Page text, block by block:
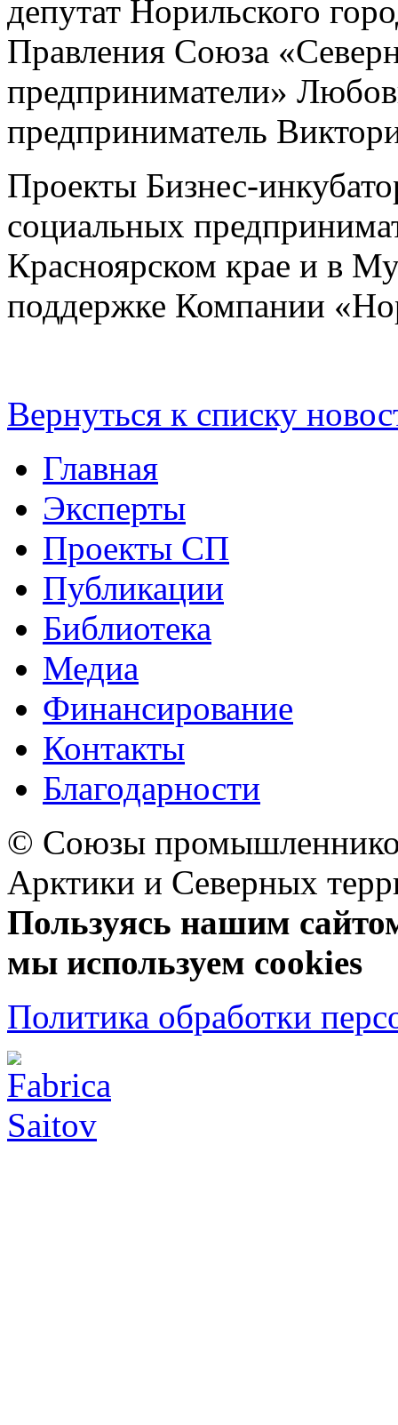
депутат Норильского
Правления Союза
предприниматели»
предприниматель
Проекты Бизнес-
социальных
Красноярском крае и в
поддержке Компании
Вернуться к списку
Главная
Эксперты
Проекты СП
Публикации
Библиотека
Медиа
Финансирование
Контакты
Благодарности
© Союзы
Арктики и Северных
Пользуясь нашим
мы используем cookies
Политика обработки